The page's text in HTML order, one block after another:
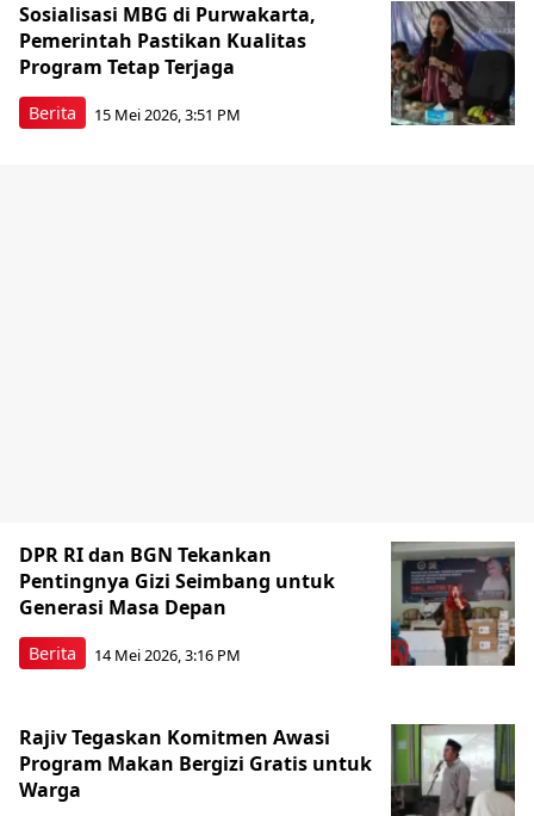
Berita
Sosialisasi MBG di Purwakarta,
Pemerintah Pastikan Kualitas
Program Tetap Terjaga
15 Mei 2026, 3:51 PM
Berita
DPR RI dan BGN Tekankan
Pentingnya Gizi Seimbang untuk
Generasi Masa Depan
14 Mei 2026, 3:16 PM
Rajiv Tegaskan Komitmen Awasi
Program Makan Bergizi Gratis untuk
Warga